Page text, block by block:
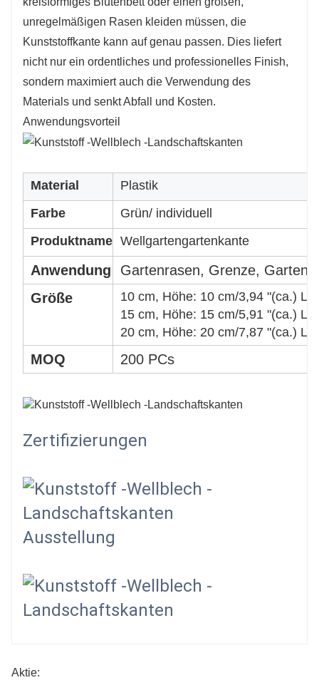
unregelmäßigen Rasen kleiden müssen, die
Kunststoffkante kann auf genau passen. Dies liefert
nicht nur ein ordentliches und professionelles Finish,
sondern maximiert auch die Verwendung des
Materials und senkt Abfall und Kosten.
Anwendungsvorteil
Material
Plastik
Farbe
Grün/ individuell
Produktname Wellgartengartenkante
Anwendung
Gartenrasen, Grenze,
Größe
10 cm, Höhe: 10 cm/3,94 "(ca.)
15 cm, Höhe: 15 cm/5,91 "(ca.)
20 cm, Höhe: 20 cm/7,87 "(ca.)
MOQ 200 PCs
Zertifizierungen
Ausstellung
Aktie: